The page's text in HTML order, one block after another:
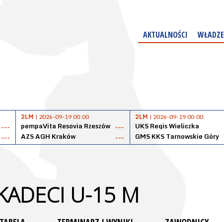
AKTUALNOŚCI WŁADZE
---
---
2LM | 2026-09-19 00:00
pempaVita Resovia Rzeszów ---
AZS AGH Kraków
---
2LM | 2026-09-19 00:00
UKS Regis Wieliczka
GMS KKS Tarnowskie Góry
U-15 M